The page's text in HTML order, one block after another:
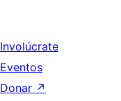
Involúcrate
Eventos
Donar ↗